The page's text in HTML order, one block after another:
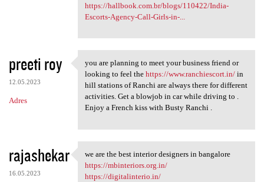
https://hallbook.com.br/blogs/110422/India-
Escorts-Agency-Call-Girls-in-...
preeti roy
12.05.2023
Adres
you are planning to meet your
you are planning to meet your business friend or
looking to feel the https://www.ranchiescort.in/in
hill stations of Ranchi are always there for different
activities. Get a blowjob in car while driving to .
Enjoy a French kiss with Busty Ranchi .
rajashekar
16.05.2023
we are the best interior
we are the best interior designers in bangalore
https://mbinteriors.org.in/
https://digitalinterio.in/